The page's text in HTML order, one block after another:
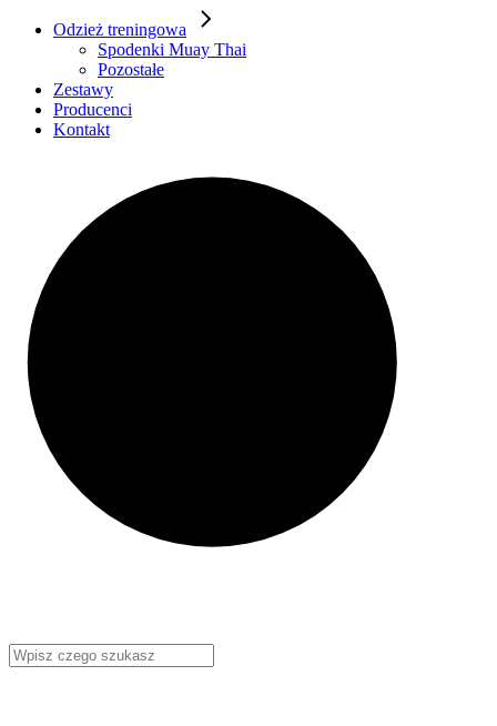
Odzież treningowa
Spodenki Muay Thai
Pozostałe
Zestawy
Producenci
Kontakt